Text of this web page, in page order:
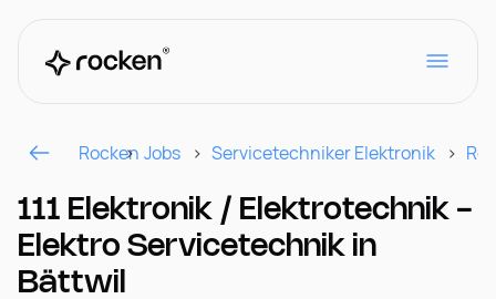
Für Arbeitgeber
Kontakt
Rocken Jobs Servicetechniker Elektronik
111 Elektronik / Elektrotechnik -
Elektro Servicetechnik in
Bättwil